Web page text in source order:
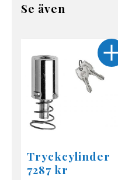
Se även
Tryckcylinder
7287 kr